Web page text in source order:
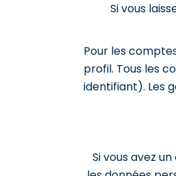
Si vous
Pour les
profil. Tous les
identifiant). Les
Si vous avez